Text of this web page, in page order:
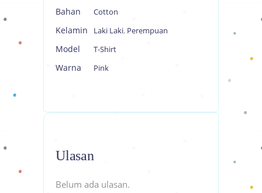
Bahan Cotton
Kelamin Laki Laki, Perempuan
Model T-Shirt
Warna Pink
Ulasan
Belum ada ulasan.